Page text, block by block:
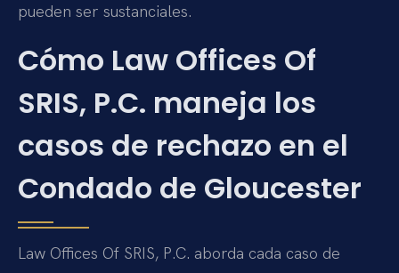
pueden ser sustanciales.
Cómo Law Offices Of
SRIS, P.C. maneja los
casos de rechazo en el
Condado de Gloucester
Law Offices Of SRIS, P.C. aborda cada caso de